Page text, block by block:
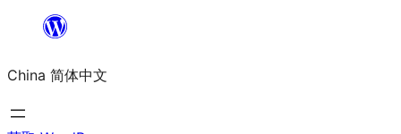
内
容
China 简体中文